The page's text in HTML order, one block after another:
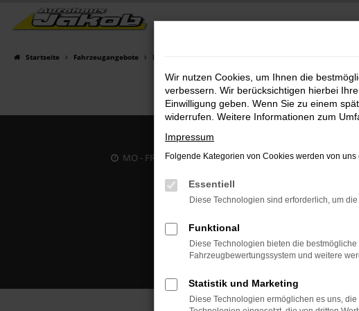
Zum
Hauptinhalt
Startseite Fahrzeugangebote Fahrzeugsuche
MO - FR: 07:00 bis 18:00 Uhr | SA: 09:30 bis 12:00 Uhr
Wir nutzen Cookies, um Ihnen die
verbessern. Wir berücksichtigen hierbei
Einwilligung geben. Wenn Sie zu einem
widerrufen. Weitere Informationen zum
Impressum
Folgende Kategorien von Cookies werden von uns
Essentiell
Diese Technologien sind erforderlich, um
Funktional
Diese Technologien bieten die
Fahrzeugbewertungssystem und weitere
Statistik und Marketing
Diese Technologien ermöglichen es uns,